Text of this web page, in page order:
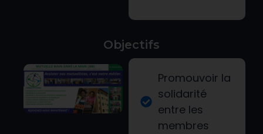
Objectifs
Promouvoir la
solidarité
entre les
membres